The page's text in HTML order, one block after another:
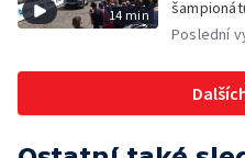
14 min
Poslední